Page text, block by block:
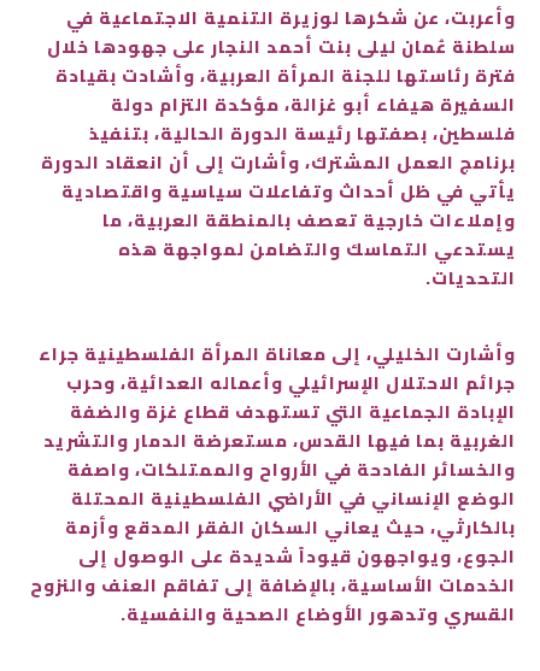
وأعربت، عن شكرها لوزيرة التنمية الاجتماعية في
سلطنة عُمان ليلى بنت أحمد النجار على جهودها خلال
فترة رئاستها للجنة المرأة العربية، وأشادت بقيادة
السفيرة هيفاء أبو غزالة، مؤكدة التزام دولة
فلسطين، بصفتها رئيسة الدورة الحالية، بتنفيذ
برنامج العمل المشترك، وأشارت إلى أن انعقاد الدورة
يأتي في ظل أحداث وتفاعلات سياسية واقتصادية
وإملاءات خارجية تعصف بالمنطقة العربية، ما
يستدعي التماسك والتضامن لمواجهة هذه
التحديات.
وأشارت الخليلي، إلى معاناة المرأة الفلسطينية جراء
جرائم الاحتلال الإسرائيلي وأعماله العدائية، وحرب
الإبادة الجماعية التي تستهدف قطاع غزة والضفة
الغربية بما فيها القدس، مستعرضة الدمار والتشريد
والخسائر الفادحة في الأرواح والممتلكات، واصفة
الوضع الإنساني في الأراضي الفلسطينية المحتلة
بالكارثي، حيث يعاني السكان الفقر المدقع وأزمة
الجوع، ويواجهون قيوداً شديدة على الوصول إلى
الخدمات الأساسية، بالإضافة إلى تفاقم العنف والنزوح
القسري وتدهور الأوضاع الصحية والنفسية.